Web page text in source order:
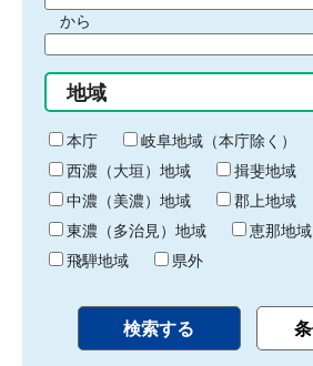
間
始
り
から
間
終
わ
り
地域
本庁
岐阜地域（本庁除く）
西濃（大垣）地域
揖斐地域
中濃（美濃）地域
郡上地域
東濃（多治見）地域
恵那地域
飛騨地域
県外